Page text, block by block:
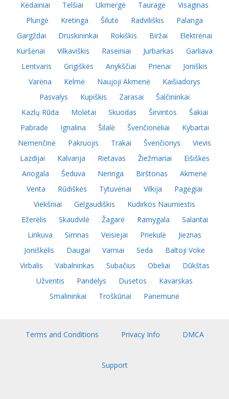
Kėdainiai
Telšiai Ukmergė Tauragė
Visaginas
Plungė
Kretinga Šilutė Radviliškis
Palanga
Gargždai
Druskininkai Rokiškis Biržai
Elektrėnai
Kuršėnai
Vilkaviškis Raseiniai Jurbarkas
Garliava
Lentvaris
Grigiškės Anykščiai Prienai
Joniškis
Varėna
Kelmė Naujoji Akmenė
Kaišiadorys
Pasvalys
Kupiškis Zarasai
Šalčininkai
Kazlų Rūda
Molėtai Skuodas Širvintos
Šakiai
Pabradė
Ignalina Šilalė Švenčionėliai
Kybartai
Nemenčinė
Pakruojis Trakai Švenčionys
Vievis
Lazdijai
Kalvarija Rietavas Žiežmariai
Eišiškės
Ariogala
Šeduva Neringa Birštonas
Akmenė
Venta
Rūdiškės Tytuvėnai Vilkija
Pagėgiai
Viekšniai
Gelgaudiškis
Kudirkos Naumiestis
Ežerėlis
Skaudvilė Žagarė Ramygala
Salantai
Linkuva
Simnas Veisiejai Priekulė
Jieznas
Joniškėlis
Daugai Varniai Seda
Baltoji Vokė
Virbalis
Vabalninkas Subačius Obeliai
Dūkštas
Užventis
Pandėlys Dusetos
Kavarskas
Smalininkai
Troškūnai Panemunė
Terms and Conditions Privacy Info DMCA
Support